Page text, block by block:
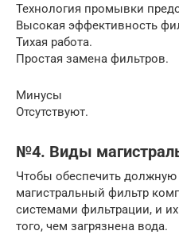
Технология промывки
Высокая эффективность
Тихая работа.
Простая замена фильтров.
Минусы
Отсутствуют.
№4. Виды
Чтобы обеспечить должную
магистральный фильтр
системами фильтрации, и
того, чем загрязнена вода.